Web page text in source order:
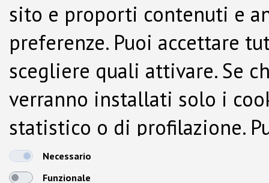
sito e proporti contenuti e
preferenze. Puoi accettare
scegliere quali attivare. Se
verranno installati solo i
statistico o di profilazione.
dalla Cookie Policy.
Necessario
Funzionale